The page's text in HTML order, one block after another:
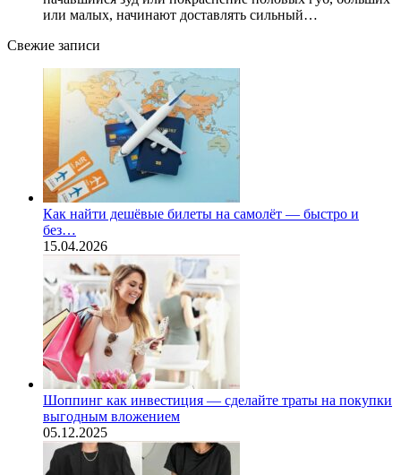
или малых, начинают доставлять сильный…
Свежие записи
Как найти дешёвые билеты на самолёт — быстро и
без…
15.04.2026
Шоппинг как инвестиция — сделайте траты на покупки
выгодным вложением
05.12.2025